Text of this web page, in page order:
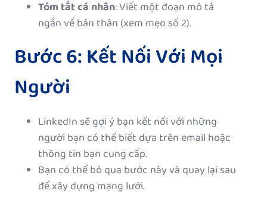
Tóm tắt cá nhân: Viết một đoạn mô tả
ngắn về bản thân (xem mẹo số 2).
Bước 6: Kết Nối Với Mọi
Người
LinkedIn sẽ gợi ý bạn kết nối với những
người bạn có thể biết dựa trên email hoặc
thông tin bạn cung cấp.
Bạn có thể bỏ qua bước này và quay lại sau
để xây dựng mạng lưới.